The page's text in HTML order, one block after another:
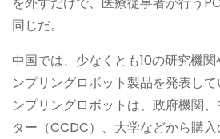
同じだ。
中国では、少なくとも10の研究機
ンプリングロボット製品を発表し
ンプリングロボットは、政府機関
ター（CCDC）、大学などから購